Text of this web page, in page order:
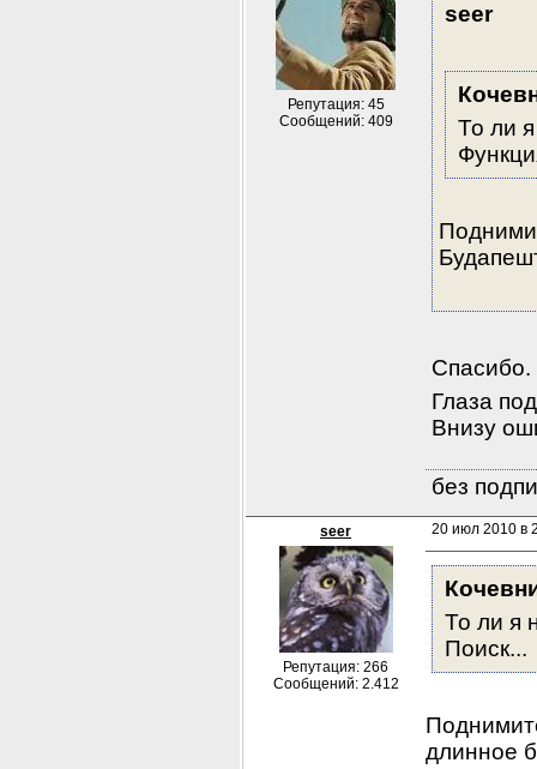
Репутация: 45
Сообщений: 409
seer
То ли
Спасибо.
Глаза
Внизу
без
seer
Репутация: 266
Сообщений: 2.412
20 июл 2010 в
То ли я
Поиск...
длинное